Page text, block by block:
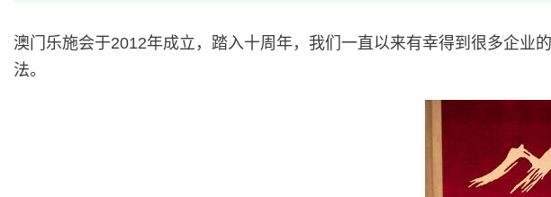
澳门乐施会于2012年成立，踏入十周年，我们一直以来有幸得到很多企
法。